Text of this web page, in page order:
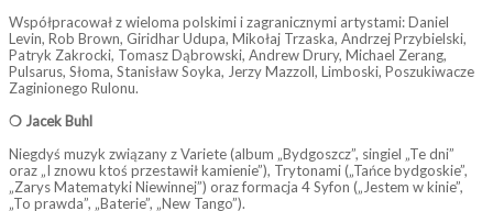
Współpracował z wieloma polskimi i zagranicznymi artystami: Daniel
Levin, Rob Brown, Giridhar Udupa, Mikołaj Trzaska, Andrzej Przybielski,
Patryk Zakrocki, Tomasz Dąbrowski, Andrew Drury, Michael Zerang,
Pulsarus, Słoma, Stanisław Soyka, Jerzy Mazzoll, Limboski, Poszukiwacze
Zaginionego Rulonu.
❍ Jacek Buhl
Niegdyś muzyk związany z Variete (album „Bydgoszcz”, singiel „Te dni”
oraz „I znowu ktoś przestawił kamienie”), Trytonami („Tańce bydgoskie”,
„Zarys Matematyki Niewinnej”) oraz formacja 4 Syfon („Jestem w kinie”,
„To prawda”, „Baterie”, „New Tango”).